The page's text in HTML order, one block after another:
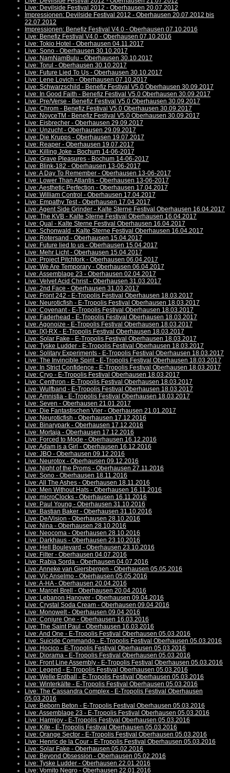
Live: Devilside Festival 2012 - Oberhausen 20.07.2012
Impressionen: Devilside Festival 2012 - Oberhausen 20.07.2012 bis
22.07.2012
Impressionen: Benefiz Festival V4.0 - Oberhausen 07.10.2016
Live: Benefiz Festival V4.0 - Oberhausen 07.10.2016
Live: Tokio Hotel - Oberhausen 04.11.2017
Live: Sono - Oberhausen 30.10.2017
Live: NamNamBulu - Oberhausen 30.10.2017
Live: Torul - Oberhausen 30.10.2017
Live: Future Lied To Us - Oberhausen 30.10.2017
Live: Lene Lovich - Oberhausen 07.10.2017
Live: Schwarzschild - Benefiz Festival V5.0 Oberhausen 30.09.2017
Live: In Good Faith - Benefiz Festival V5.0 Oberhausen 30.09.2017
Live: Pre/Verse - Benefiz Festival V5.0 Oberhausen 30.09.2017
Live: Chrom - Benefiz Festival V5.0 Oberhausen 30.09.2017
Live: NoyceTM - Benefiz Festival V5.0 Oberhausen 30.09.2017
Live: Eisbrecher - Oberhausen 29.09.2017
Live: Unzucht - Oberhausen 29.09.2017
Live: Die Krupps - Oberhausen 19.07.2017
Live: Reaper - Oberhausen 19.07.2017
Live: Killing Joke - Bochum 14-06-2017
Live: Grave Pleasures - Bochum 14-06-2017
Live: Blink-182 - Oberhausen 13-06-2017
Live: A Day To Remember - Oberhausen 13-06-2017
Live: Lower Than Atlantis - Oberhausen 13-06-2017
Live: Aesthetic Perfection - Oberhausen 17.04.2017
Live: William Control - Oberhausen 17.04.2017
Live: Empathy Test - Oberhausen 17.04.2017
Live: Agent Side Grinder - Kalte Sterne Festival Oberhausen 16.04.2017
Live: The KVB - Kalte Sterne Festival Oberhausen 16.04.2017
Live: Qual - Kalte Sterne Festival Oberhausen 16.04.2017
Live: Schonwald - Kalte Sterne Festival Oberhausen 16.04.2017
Live: Rotersand - Oberhausen 15.04.2017
Live: Future lied to us - Oberhausen 15.04.2017
Live: Mehr Licht - Oberhausen 15.04.2017
Live: Project Pitchfork - Oberhausen 06.04.2017
Live: We Are Temporary - Oberhausen 06.04.2017
Live: Assemblage 23 - Oberhausen 02.04.2017
Live: Velvet Acid Christ - Oberhausen 31.03.2017
Live: 2nd Face - Oberhausen 31.03.2017
Live: Front 242 - E-Tropolis Festival Oberhausen 18.03.2017
Live: Neuroticfish - E-Tropolis Festival Oberhausen 18.03.2017
Live: Covenant - E-Tropolis Festival Oberhausen 18.03.2017
Live: Faderhead - E-Tropolis Festival Oberhausen 18.03.2017
Live: Agonoize - E-Tropolis Festival Oberhausen 18.03.2017
Live: [X]-RX - E-Tropolis Festival Oberhausen 18.03.2017
Live: Solar Fake - E-Tropolis Festival Oberhausen 18.03.2017
Live: Tyske Ludder - E-Tropolis Festival Oberhausen 18.03.2017
Live: Solitary Experiments - E-Tropolis Festival Oberhausen 18.03.2017
Live: The Invincible Spirit - E-Tropolis Festival Oberhausen 18.03.2017
Live: In Strict Confidence - E-Tropolis Festival Oberhausen 18.03.2017
Live: Cryo - E-Tropolis Festival Oberhausen 18.03.2017
Live: Centhron - E-Tropolis Festival Oberhausen 18.03.2017
Live: Wulfband - E-Tropolis Festival Oberhausen 18.03.2017
Live: Amnistia - E-Tropolis Festival Oberhausen 18.03.2017
Live: Seven - Oberhausen 21.01.2017
Live: Die Fantastischen Vier - Oberhausen 21.01.2017
Live: Neuroticfish - Oberhausen 17.12.2016
Live: Binarypark - Oberhausen 17.12.2016
Live: Mortaja - Oberhausen 17.12.2016
Live: Forced to Mode - Oberhausen 16.12.2016
Live: Adam is a Girl - Oberhausen 16.12.2016
Live: JBO - Oberhausen 09.12.2016
Live: Neurotox - Oberhausen 09.12.2016
Live: Night of the Proms - Oberhausen 27.11.2016
Live: Sono - Oberhausen 18.11.2016
Live: All The Ashes - Oberhausen 18.11.2016
Live: Men Without Hats - Oberhausen 16.11.2016
Live: microClocks - Oberhausen 16.11.2016
Live: Paul Young - Oberhausen 31.10.2016
Live: Bastian Baker - Oberhausen 31.10.2016
Live: De/Vision - Oberhausen 28.10.2016
Live: Nina - Oberhausen 28.10.2016
Live: Neocoma - Oberhausen 28.10.2016
Live: Darkhaus - Oberhausen 23.10.2016
Live: Hell Boulevard - Oberhausen 23.10.2016
Live: Filter - Oberhausen 04.07.2016
Live: Rabia Sorda - Oberhausen 04.07.2016
Live: Anneke van Giersbergen - Oberhausen 05.05.2016
Live: Vic Anselmo - Oberhausen 05.05.2016
Live: A-HA - Oberhausen 20.04.2016
Live: Marcel Brell - Oberhausen 20.04.2016
Live: Lebanon Hanover - Oberhausen 09.04.2016
Live: Crystal Soda Cream - Oberhausen 09.04.2016
Live: Monowelt - Oberhausen 09.04.2016
Live: Conjure One - Oberhausen 16.03.2016
Live: The Saint Paul - Oberhausen 16.03.2016
Live: And One - E-Tropolis Festival Oberhausen 05.03.2016
Live: Suicide Commando - E-Tropolis Festival Oberhausen 05.03.2016
Live: Hocico - E-Tropolis Festival Oberhausen 05.03.2016
Live: Diorama - E-Tropolis Festival Oberhausen 05.03.2016
Live: Front Line Assembly - E-Tropolis Festival Oberhausen 05.03.2016
Live: Legend - E-Tropolis Festival Oberhausen 05.03.2016
Live: Welle:Erdball - E-Tropolis Festival Oberhausen 05.03.2016
Live: Winterkälte - E-Tropolis Festival Oberhausen 05.03.2016
Live: The Cassandra Complex - E-Tropolis Festival Oberhausen
05.03.2016
Live: Beborn Beton - E-Tropolis Festival Oberhausen 05.03.2016
Live: Assemblage 23 - E-Tropolis Festival Oberhausen 05.03.2016
Live: Harmjoy - E-Tropolis Festival Oberhausen 05.03.2016
Live: Kite - E-Tropolis Festival Oberhausen 05.03.2016
Live: Orange Sector - E-Tropolis Festival Oberhausen 05.03.2016
Live: Henric de la Cour - E-Tropolis Festival Oberhausen 05.03.2016
Live: Solar Fake - Oberhausen 05.02.2016
Live: Beyond Obsession - Oberhausen 05.02.2016
Live: Tyske Ludder - Oberhausen 22.01.2016
Live: Vomito Negro - Oberhausen 22.01.2016